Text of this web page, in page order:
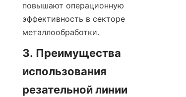
повышают операционную
эффективность в секторе
металлообработки.
3. Преимущества
использования
резательной линии